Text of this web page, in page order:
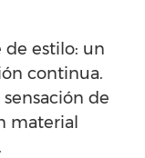
de estilo: un
continua.
de
material